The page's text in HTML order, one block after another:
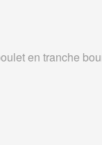
en tranche